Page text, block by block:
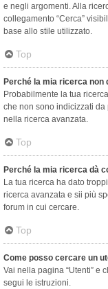
e negli argomenti. Alla
collegamento “Cerca”
base allo stile utilizzato.
Top
Perché la mia ricerca non
Probabilmente la tua
che non sono indicizzati
nella ricerca avanzata.
Top
Perché la mia ricerca dà
La tua ricerca ha dato
ricerca avanzata e sii più
forum in cui cercare.
Top
Come posso cercare un
Vai nella pagina “Utenti” e
segui le istruzioni.